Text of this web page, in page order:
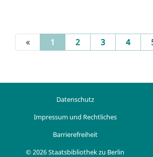
« 1 (current)
2 3 4
Datenschutz
Impressum und Rechtliches
Barrierefreiheit
© 2026 Staatsbibliothek zu Berlin